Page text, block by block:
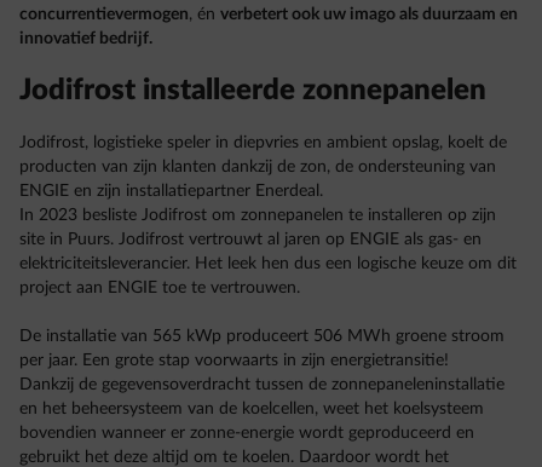
concurrentievermogen, én verbetert ook uw imago als duurzaam en
innovatief bedrijf.
Jodifrost installeerde zonnepanelen
Jodifrost, logistieke speler in diepvries en ambient opslag, koelt de
producten van zijn klanten dankzij de zon, de ondersteuning van
ENGIE en zijn installatiepartner Enerdeal.
In 2023 besliste Jodifrost om zonnepanelen te installeren op zijn
site in Puurs. Jodifrost vertrouwt al jaren op ENGIE als gas- en
elektriciteitsleverancier. Het leek hen dus een logische keuze om dit
project aan ENGIE toe te vertrouwen.
De installatie van 565 kWp produceert 506 MWh groene stroom
per jaar. Een grote stap voorwaarts in zijn energietransitie!
Dankzij de gegevensoverdracht tussen de zonnepaneleninstallatie
en het beheersysteem van de koelcellen, weet het koelsysteem
bovendien wanneer er zonne-energie wordt geproduceerd en
gebruikt het deze altijd om te koelen. Daardoor wordt het